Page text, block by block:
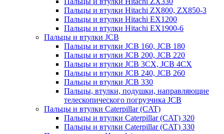
Пальцы и втулки Hitachi ZX800, ZX850-3
Пальцы и втулки Hitachi EX1200
Пальцы и втулки Hitachi EX1900-6
Пальцы и втулки JCB
Пальцы и втулки JCB 160, JCB 180
Пальцы и втулки JCB 200, JCB 220
Пальцы и втулки JCB 3CX, JCB 4CX
Пальцы и втулки JCB 240, JCB 260
Пальцы и втулки JCB 330
Пальцы, втулки, подушки, направляющие
телескопического погрузчика JCB
Пальцы и втулки Caterpillar (CAT)
Пальцы и втулки Caterpillar (CAT) 320
Пальцы и втулки Caterpillar (CAT) 330